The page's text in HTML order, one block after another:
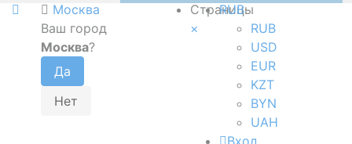
Москва
Ваш город
Москва?
Страницы
×
RUB
RUB
USD
EUR
KZT
BYN
UAH
Вход